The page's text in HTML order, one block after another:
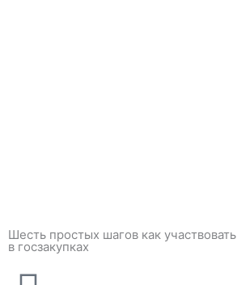
Шесть простых шагов как участвовать
в госзакупках